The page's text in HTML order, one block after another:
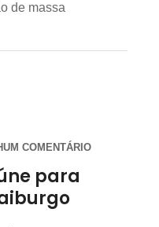
de massa
COMENTÁRIO
para